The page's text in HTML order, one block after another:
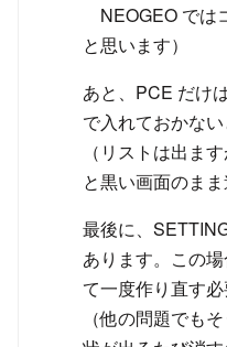
NEOGEO では
と思います）
あと、PCE だけ
で入れておかない
（リストは出ま
と黒い画面のま
最後に、
あります。この
て一度作り直す必
（他の問題でも